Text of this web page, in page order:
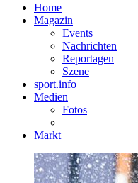
Home
Magazin
Events
Nachrichten
Reportagen
Szene
sport.info
Medien
Fotos
Markt